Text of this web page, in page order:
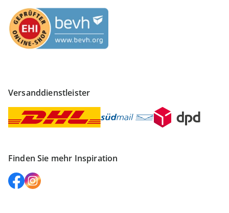
Versanddienstleister
Finden Sie mehr Inspiration